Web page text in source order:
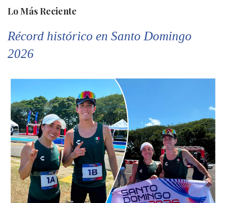
Lo Más Reciente
Récord histórico en Santo Domingo
2026